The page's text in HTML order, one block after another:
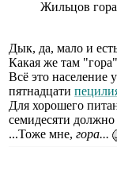
Жильцов гора
Дык, да, мало и
Какая же там
Всё это население
пятнадцати
Для хорошего
семидесяти должно
...Тоже мне, гора...